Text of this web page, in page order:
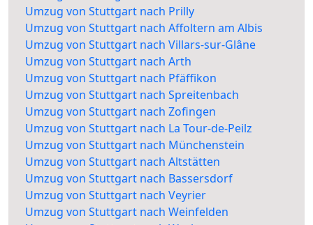
Umzug von Stuttgart nach Prilly
Umzug von Stuttgart nach Affoltern am Albis
Umzug von Stuttgart nach Villars-sur-Glâne
Umzug von Stuttgart nach Arth
Umzug von Stuttgart nach Pfäffikon
Umzug von Stuttgart nach Spreitenbach
Umzug von Stuttgart nach Zofingen
Umzug von Stuttgart nach La Tour-de-Peilz
Umzug von Stuttgart nach Münchenstein
Umzug von Stuttgart nach Altstätten
Umzug von Stuttgart nach Bassersdorf
Umzug von Stuttgart nach Veyrier
Umzug von Stuttgart nach Weinfelden